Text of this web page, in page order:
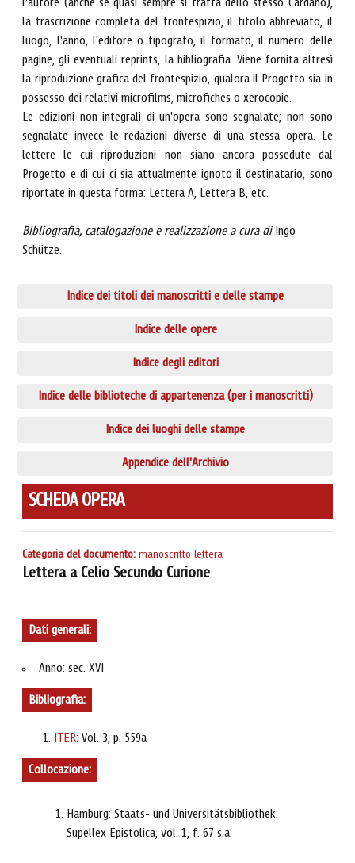
l'autore (anche se quasi sempre si tratta dello stesso Cardano),
la trascrizione completa del frontespizio, il titolo abbreviato, il
luogo, l'anno, l'editore o tipografo, il formato, il numero delle
pagine, gli eventuali reprints, la bibliografia. Viene fornita altresì
la riproduzione grafica del frontespizio, qualora il Progetto sia in
possesso dei relativi microfilms, microfiches o xerocopie.
Le edizioni non integrali di un'opera sono segnalate; non sono
segnalate invece le redazioni diverse di una stessa opera. Le
lettere le cui riproduzioni non siano ancora possedute dal
Progetto e di cui ci sia attualmente ignoto il destinatario, sono
riportate in questa forma: Lettera A, Lettera B, etc.
Bibliografia, catalogazione e realizzazione a cura diIngo
Schütze.
Indice dei titoli dei manoscritti e delle stampe
Indice delle opere
Indice degli editori
Indice delle biblioteche di appartenenza (per i manoscritti)
Indice dei luoghi delle stampe
Appendice dell'Archivio
SCHEDA OPERA
Categoria del documento: manoscritto lettera
Lettera a Celio Secundo Curione
Dati generali:
Anno: sec. XVI
Bibliografia:
ITER: Vol. 3, p. 559a
Collocazione:
Hamburg: Staats- und Universitätsbibliothek:
Supellex Epistolica, vol. 1, f. 67 s.a.